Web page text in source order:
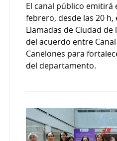
El canal público emitirá
febrero, desde las 20 h,
Llamadas de Ciudad de
del acuerdo entre
Canelones para
del departamento.